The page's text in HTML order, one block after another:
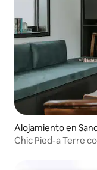
Alojamiento en
Chic Pied-a Terre